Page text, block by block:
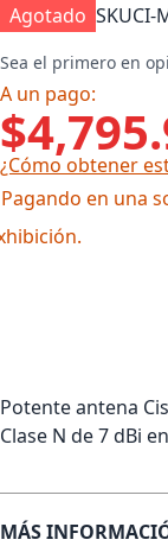
Agotado SKUCI-
Sea el primero en
A un pago:
¿Cómo obtener
en una
Potente antena
Clase N de 7 dBi
MÁS